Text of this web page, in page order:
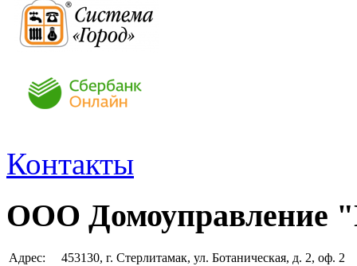
Контакты
ООО Домоуправление
Адрес:
453130, г. Стерлитамак, ул. Ботаническая, д. 2, оф. 2